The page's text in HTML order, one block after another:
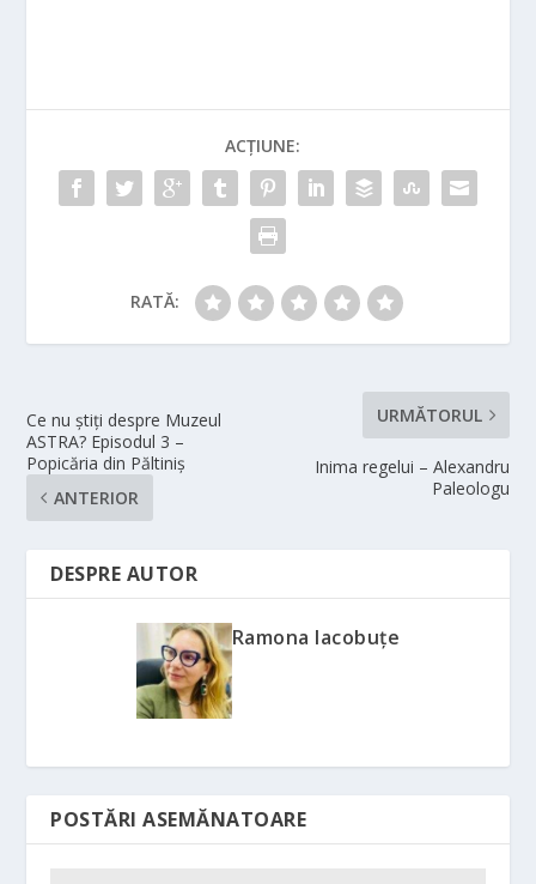
ACȚIUNE:
RATĂ:
Ce nu ştiţi despre Muzeul
ASTRA? Episodul 3 –
Popicăria din Păltiniş
ANTERIOR
URMĂTORUL
Inima regelui – Alexandru
Paleologu
DESPRE AUTOR
Ramona Iacobuțe
POSTĂRI ASEMĂNATOARE